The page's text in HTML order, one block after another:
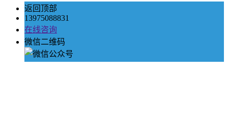
返回顶部
13975088831
在线咨询
微信二维码